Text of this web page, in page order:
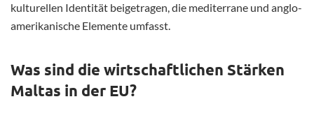
kulturellen Identität beigetragen, die mediterrane und anglo-
amerikanische Elemente umfasst.
Was sind die wirtschaftlichen Stärken
Maltas in der EU?